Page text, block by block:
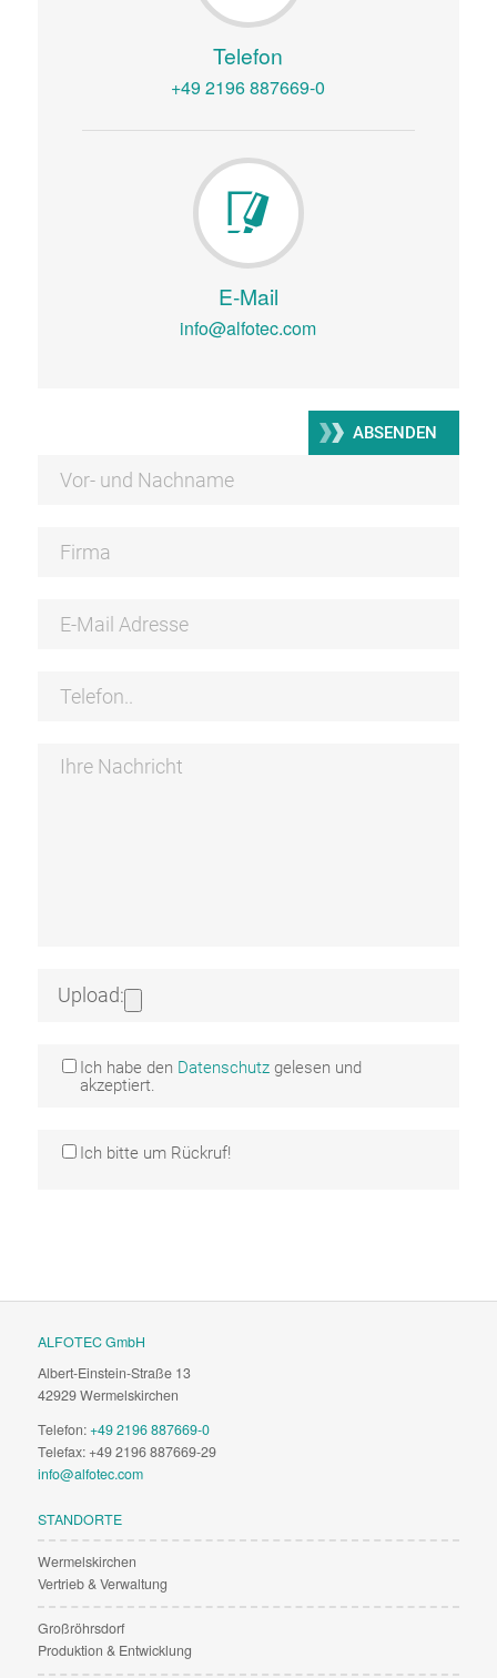
Telefon
+49 2196 887669-0
E-Mail
info@alfotec.com
Upload:
Ich habe den Datenschutzgelesen und
akzeptiert.
Ich bitte um Rückruf!
ALFOTEC GmbH
Albert-Einstein-Straße 13
42929 Wermelskirchen
Telefon:+49 2196 887669-0
Telefax: +49 2196 887669-29
info@alfotec.com
STANDORTE
Wermelskirchen
Vertrieb & Verwaltung
Großröhrsdorf
Produktion & Entwicklung